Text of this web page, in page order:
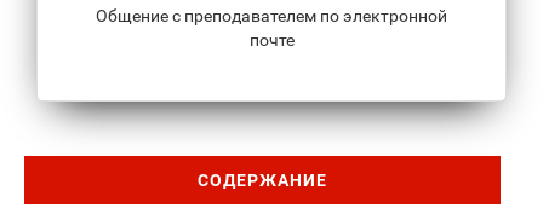
Общение с преподавателем по электронной
почте
СОДЕРЖАНИЕ